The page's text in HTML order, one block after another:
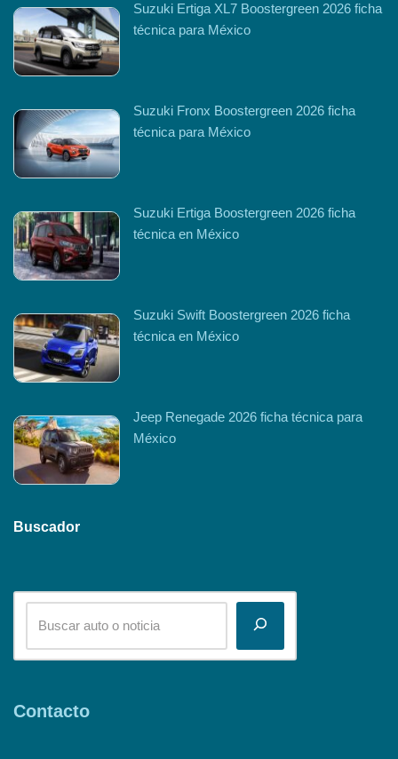
Suzuki Ertiga XL7 Boostergreen 2026 ficha
técnica para México
Suzuki Fronx Boostergreen 2026 ficha
técnica para México
Suzuki Ertiga Boostergreen 2026 ficha
técnica en México
Suzuki Swift Boostergreen 2026 ficha
técnica en México
Jeep Renegade 2026 ficha técnica para
México
Buscador
Contacto